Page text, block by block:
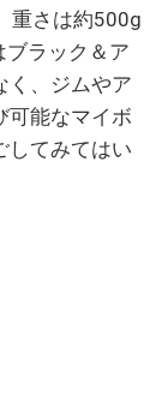
重さは約500g
ラック＆ア
く、ジムやア
可能なマイボ
してみてはい